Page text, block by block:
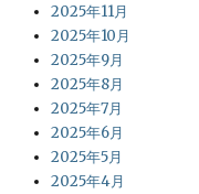
2025年11月
2025年10月
2025年9月
2025年8月
2025年7月
2025年6月
2025年5月
2025年4月